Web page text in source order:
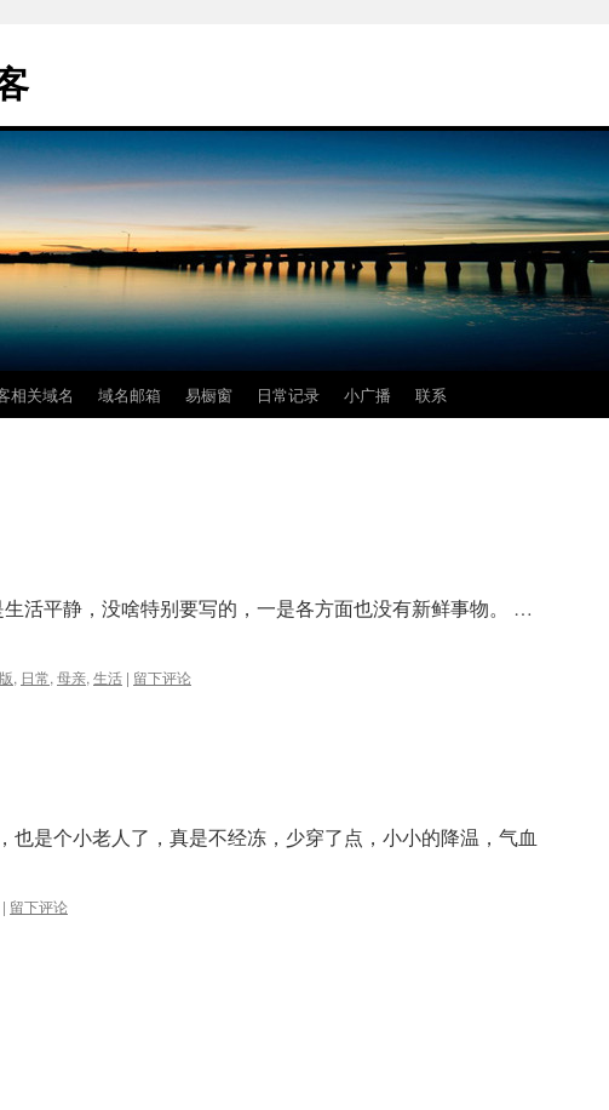
相关域名 域名邮箱 易橱窗 日常记录 小广播 联系
活平静，没啥特别要写的，一是各方面也没有新鲜事物。 …
, 日常, 母亲, 生活 | 留下评论
也是个小老人了，真是不经冻，少穿了点，小小的降温，气血
| 留下评论